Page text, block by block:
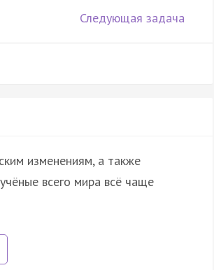
Следующая задача
изменениям, а также
всего мира всё чаще